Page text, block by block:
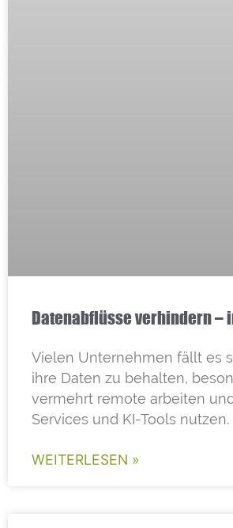
Datenabflüsse verhindern –
Vielen Unternehmen fällt es
ihre Daten zu behalten,
vermehrt remote arbeiten
Services und KI-Tools nutzen.
WEITERLESEN »